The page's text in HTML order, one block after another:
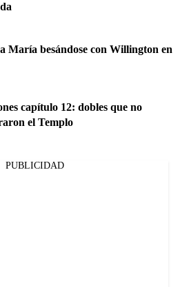
María besándose con Willington en
capítulo 12: dobles que no
el Templo
PUBLICIDAD